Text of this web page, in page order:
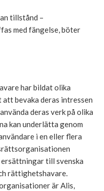
tillstånd –
med fängelse, böter
har bildat olika
bevaka deras intressen
deras verk på olika
kan underlätta genom
i en eller flera
till svenska
rättighetshavare.
är Alis,